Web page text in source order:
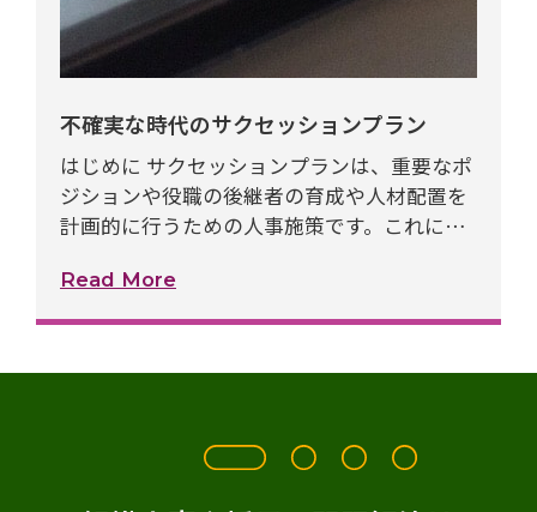
不確実な時代のサクセッションプラン
はじめに サクセッションプランは、重要なポ
ジションや役職の後継者の育成や人材配置を
計画的に行うための人事施策です。これによ
Read More